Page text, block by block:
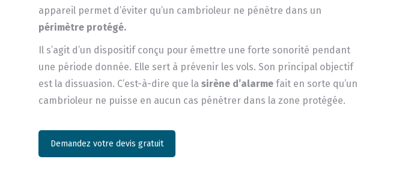
appareil permet d’éviter qu’un cambrioleur ne pénètre dans un
périmètre protégé.
Il s’agit d’un dispositif conçu pour émettre une forte sonorité pendant
une période donnée. Elle sert à prévenir les vols. Son principal objectif
est la dissuasion. C’est-à-dire que lasirène d’alarme fait en sorte qu’un
cambrioleur ne puisse en aucun cas pénétrer dans la zone protégée.
Demandez votre devis gratuit